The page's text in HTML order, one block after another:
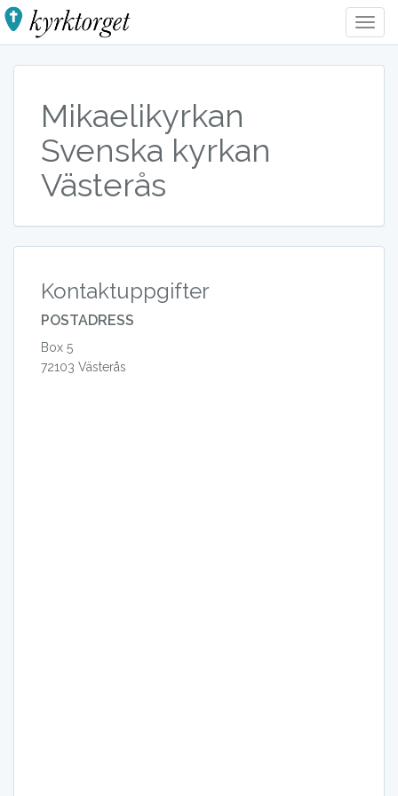
Mikaelikyrkan
Svenska kyrkan
Västerås
Kontaktuppgifter
POSTADRESS
Box 5
72103 Västerås